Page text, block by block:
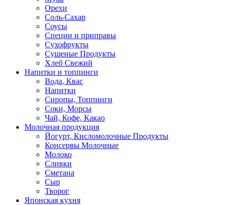
Орехи
Соль-Сахар
Соусы
Специи и приправы
Сухофрукты
Сушеные Продукты
Хлеб Свежий
Напитки и топпинги
Вода, Квас
Напитки
Сиропы, Топпинги
Соки, Морсы
Чай, Кофе, Какао
Молочная продукция
Йогурт, Кисломолочные Продукты
Консервы Молочные
Молоко
Сливки
Сметана
Сыр
Творог
Японская кухня